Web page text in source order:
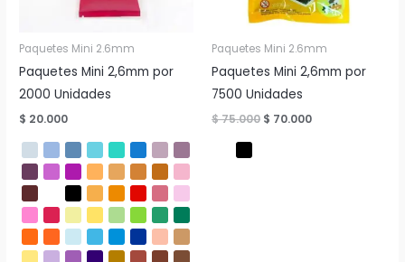
Paquetes Mini 2.6mm
Paquetes Mini 2,6mm por
2000 Unidades
$ 20.000
Paquetes Mini 2.6mm
Paquetes Mini 2,6mm por
7500 Unidades
$75.000 El
$ 70.000El